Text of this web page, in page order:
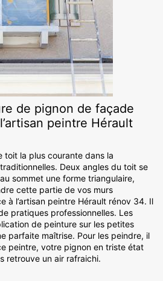
de pignon de façade
peintre Hérault
toit la plus courante dans la
Deux angles du toit se
sommet une forme triangulaire,
cette partie de vos murs
à l’artisan peintre Hérault rénov 34. Il
pratiques professionnelles. Les
de peinture sur les petites
parfaite maîtrise. Pour les peindre, il
peintre, votre pignon en triste état
retrouve un air rafraichi.